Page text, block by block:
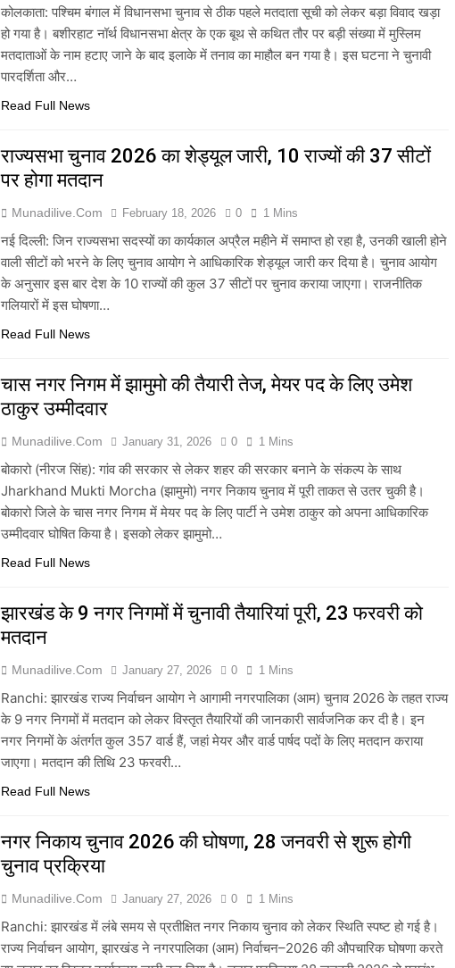
कोलकाता: पश्चिम बंगाल में विधानसभा चुनाव से ठीक पहले मतदाता सूची को लेकर बड़ा विवाद खड़ा
हो गया है। बशीरहाट नॉर्थ विधानसभा क्षेत्र के एक बूथ से कथित तौर पर बड़ी संख्या में मुस्लिम
मतदाताओं के नाम हटाए जाने के बाद इलाके में तनाव का माहौल बन गया है। इस घटना ने चुनावी
पारदर्शिता और…
Read Full News
राज्यसभा चुनाव 2026 का शेड्यूल जारी, 10 राज्यों की 37 सीटों
पर होगा मतदान
Munadilive.com February 18, 2026 0 1 Mins
नई दिल्ली: जिन राज्यसभा सदस्यों का कार्यकाल अप्रैल महीने में समाप्त हो रहा है, उनकी खाली होने
वाली सीटों को भरने के लिए चुनाव आयोग ने आधिकारिक शेड्यूल जारी कर दिया है। चुनाव आयोग
के अनुसार इस बार देश के 10 राज्यों की कुल 37 सीटों पर चुनाव कराया जाएगा। राजनीतिक
गलियारों में इस घोषणा…
Read Full News
चास नगर निगम में झामुमो की तैयारी तेज, मेयर पद के लिए उमेश
ठाकुर उम्मीदवार
Munadilive.com January 31, 2026 0 1 Mins
बोकारो (नीरज सिंह): गांव की सरकार से लेकर शहर की सरकार बनाने के संकल्प के साथ
Jharkhand Mukti Morcha (झामुमो) नगर निकाय चुनाव में पूरी ताकत से उतर चुकी है।
बोकारो जिले के चास नगर निगम में मेयर पद के लिए पार्टी ने उमेश ठाकुर को अपना आधिकारिक
उम्मीदवार घोषित किया है। इसको लेकर झामुमो…
Read Full News
झारखंड के 9 नगर निगमों में चुनावी तैयारियां पूरी, 23 फरवरी को
मतदान
Munadilive.com January 27, 2026 0 1 Mins
Ranchi: झारखंड राज्य निर्वाचन आयोग ने आगामी नगरपालिका (आम) चुनाव 2026 के तहत राज्य
के 9 नगर निगमों में मतदान को लेकर विस्तृत तैयारियों की जानकारी सार्वजनिक कर दी है। इन
नगर निगमों के अंतर्गत कुल 357 वार्ड हैं, जहां मेयर और वार्ड पार्षद पदों के लिए मतदान कराया
जाएगा। मतदान की तिथि 23 फरवरी…
Read Full News
नगर निकाय चुनाव 2026 की घोषणा, 28 जनवरी से शुरू होगी
चुनाव प्रक्रिया
Munadilive.com January 27, 2026 0 1 Mins
Ranchi: झारखंड में लंबे समय से प्रतीक्षित नगर निकाय चुनाव को लेकर स्थिति स्पष्ट हो गई है।
राज्य निर्वाचन आयोग, झारखंड ने नगरपालिका (आम) निर्वाचन–2026 की औपचारिक घोषणा करते